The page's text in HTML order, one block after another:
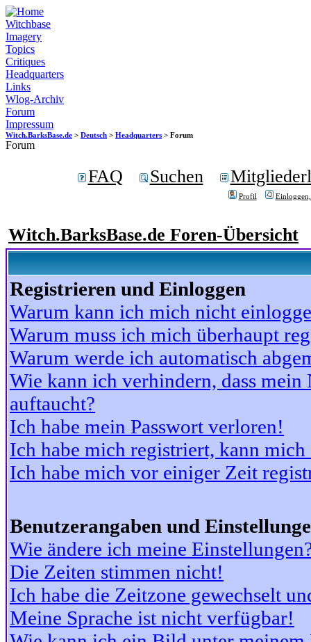
Witchbase
Imagery
Topics
Critiques
Headquarters
Links
Wlog-Archiv
Forum
Impressum
Witch.BarksBase.de > Deutsch > Headquarters > Forum
Forum
FAQ Suchen
Profil
Witch.BarksBase.de Foren-Übersicht
Registrieren und Einloggen
Warum kann ich mich nicht
Warum muss ich mich überhaupt
Warum werde ich automatisch
Wie kann ich verhindern, dass
auftaucht?
Ich habe mein Passwort verloren!
Ich habe mich registriert, kann
Ich habe mich vor einiger Zeit
Benutzerangaben und
Wie ändere ich meine
Die Zeiten stimmen nicht!
Ich habe die Zeitzone gewechselt
Meine Sprache ist nicht verfügbar!